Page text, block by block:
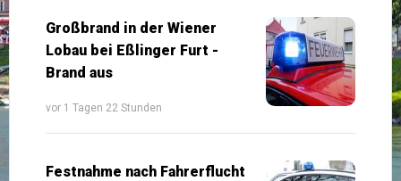
Großbrand in der Wiener
Lobau bei Eßlinger Furt -
Brand aus
vor 1 Tagen 22 Stunden
Festnahme nach Fahrerflucht